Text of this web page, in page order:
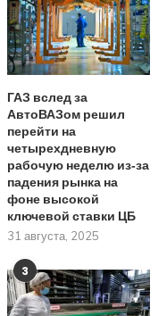
ГАЗ вслед за
АвтоВАЗом решил
перейти на
четырехдневную
рабочую неделю из‑за
падения рынка на
фоне высокой
ключевой ставки ЦБ
31 августа, 2025
3